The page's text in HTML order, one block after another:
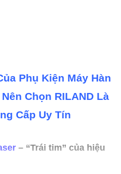
Phụ Kiện Máy Hàn
Chọn RILAND Là
Cấp Uy Tín
– “Trái tim” của hiệu